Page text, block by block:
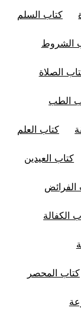
كتاب السلم
الشروط
الصلاة
الطب
كتاب العلم
كتاب العيدين
الفرائض
الكفالة
كتاب المحصر